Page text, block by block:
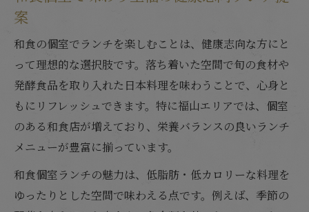
案
和食の個室でランチを楽しむことは、健康志向な方にと
って理想的な選択肢です。落ち着いた空間で旬の食材や
発酵食品を取り入れた日本料理を味わうことで、心身と
もにリフレッシュできます。特に福山エリアでは、個室
のある和食店が増えており、栄養バランスの良いランチ
メニューが豊富に揃っています。
和食個室ランチの魅力は、低脂肪・低カロリーな料理を
ゆったりとした空間で味わえる点です。例えば、季節の